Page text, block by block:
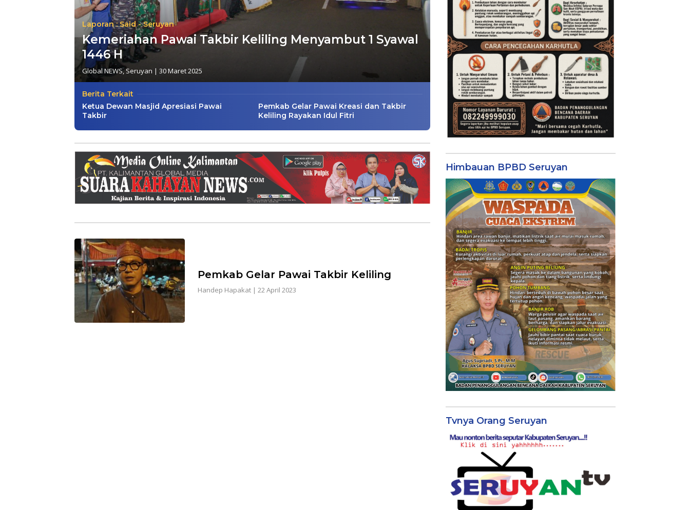
Laporan : Said - Seruyan
Kemeriahan Pawai Takbir Keliling Menyambut 1 Syawal
1446 H
Global NEWS,Seruyan | 30 Maret 2025
Berita Terkait
Ketua Dewan Masjid Apresiasi Pawai
Takbir
Pemkab Gelar Pawai Kreasi dan Takbir
Keliling Rayakan Idul Fitri
Pemkab Gelar Pawai Takbir Keliling
Handep Hapakat| 22 April 2023
Himbauan BPBD Seruyan
Tvnya Orang Seruyan